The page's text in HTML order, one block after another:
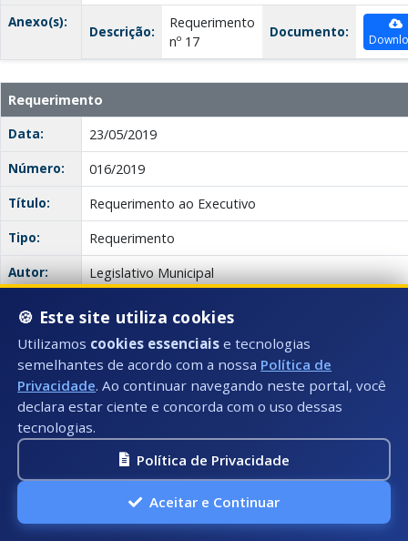
Anexo(s):
Descrição:
Requerimento
nº 17
Documento:
Requerimento
Data:
23/05/2019
Número:
016/2019
Título:
Requerimento ao Executivo
Tipo:
Requerimento
Autor:
Legislativo Municipal
Descrição:
REQUEREM de V. Ex.", após ouvir o Plenário, que
Executivo, por esta Casa de Leis, informação da
combustível (álcool, gasolina, óleo) foi utilizado no
Anexo(s):
Descrição:
Requerimento
Documento:
Data:
23/05/2019
Número:
015/2019
🍪 Este site utiliza cookies
Utilizamos cookies essenciais e tecnologias
semelhantes de acordo com a nossa Política de
Privacidade. Ao continuar navegando neste portal, você
declara estar ciente e concorda com o uso dessas
tecnologias.
Política de Privacidade
Aceitar e Continuar